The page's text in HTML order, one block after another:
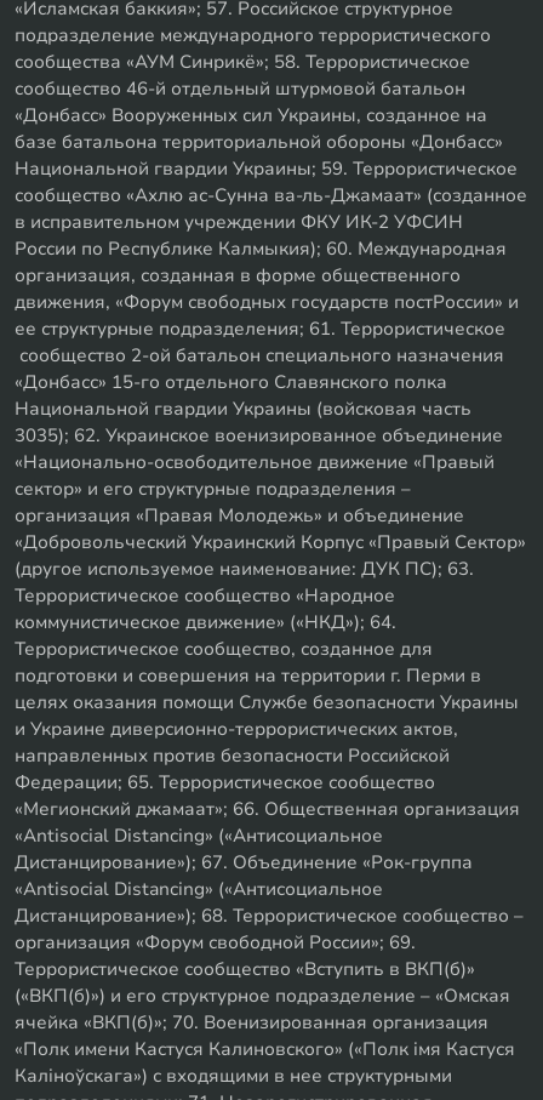
«Исламская баккия»; 57. Российское структурное
подразделение международного террористического
сообщества «АУМ Синрикё»; 58. Террористическое
сообщество 46-й отдельный штурмовой батальон
«Донбасс» Вооруженных сил Украины, созданное на
базе батальона территориальной обороны «Донбасс»
Национальной гвардии Украины; 59. Террористическое
сообщество «Ахлю ас-Сунна ва-ль-Джамаат» (созданное
в исправительном учреждении ФКУ ИК-2 УФСИН
России по Республике Калмыкия); 60. Международная
организация, созданная в форме общественного
движения, «Форум свободных государств постРоссии» и
ее структурные подразделения; 61. Террористическое
сообщество 2-ой батальон специального назначения
«Донбасс» 15-го отдельного Славянского полка
Национальной гвардии Украины (войсковая часть
3035); 62. Украинское военизированное объединение
«Национально-освободительное движение «Правый
сектор» и его структурные подразделения –
организация «Правая Молодежь» и объединение
«Добровольческий Украинский Корпус «Правый Сектор»
(другое используемое наименование: ДУК ПС); 63.
Террористическое сообщество «Народное
коммунистическое движение» («НКД»); 64.
Террористическое сообщество, созданное для
подготовки и совершения на территории г. Перми в
целях оказания помощи Службе безопасности Украины
и Украине диверсионно-террористических актов,
направленных против безопасности Российской
Федерации; 65. Террористическое сообщество
«Мегионский джамаат»; 66. Общественная организация
«Antisocial Distancing» («Антисоциальное
Дистанцирование»); 67. Объединение «Рок-группа
«Antisocial Distancing» («Антисоциальное
Дистанцирование»); 68. Террористическое сообщество –
организация «Форум свободной России»; 69.
Террористическое сообщество «Вступить в ВКП(б)»
(«ВКП(б)») и его структурное подразделение – «Омская
ячейка «ВКП(б)»; 70. Военизированная организация
«Полк имени Кастуся Калиновского» («Полк iмя Кастуся
Калiноўскага») с входящими в нее структурными